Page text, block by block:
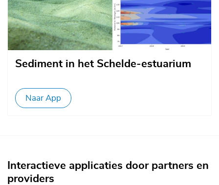
Sediment in het Schelde-estuarium
Naar App
Interactieve applicaties door partners en
providers